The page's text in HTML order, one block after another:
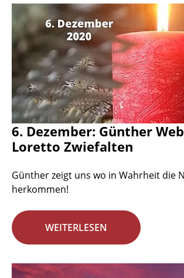
6. Dezember: Günther
Loretto Zwiefalten
Günther zeigt uns wo in Wahrheit die
herkommen!
WEITERLESEN